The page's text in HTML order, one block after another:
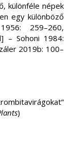
különféle népek
egy különböző
259–260,
– Sohoni 1984:
2019b: 100–
)